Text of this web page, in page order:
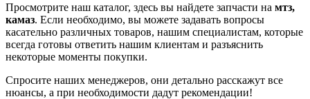
Просмотрите наш каталог, здесь вы найдете запчасти на мтз,
камаз. Если необходимо, вы можете задавать вопросы
касательно различных товаров, нашим специалистам, которые
всегда готовы ответить нашим клиентам и разъяснить
некоторые моменты покупки.
Спросите наших менеджеров, они детально расскажут все
нюансы, а при необходимости дадут рекомендации!